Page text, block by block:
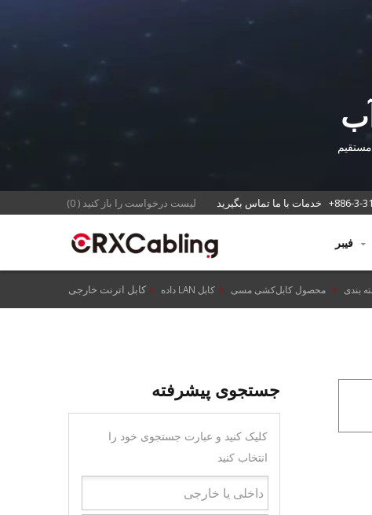
لیست درخواست را باز کنید (
) +886-3-
فیبر
بندی محصول کابل‌کشی مسی کابل LAN داده کابل اترنت خارجی
جستجوی پیشرفته
کلیک کنید و عبارت جستجوی خود را
انتخاب کنید